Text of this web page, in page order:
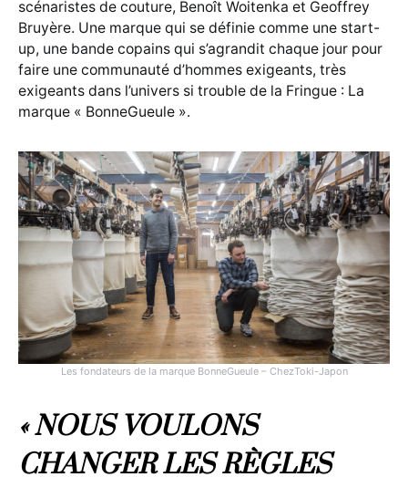
scénaristes de couture, Benoît Woitenka et Geoffrey
Bruyère. Une marque qui se définie comme une start-
up, une bande copains qui s’agrandit chaque jour pour
faire une communauté d’hommes exigeants, très
exigeants dans l’univers si trouble de la Fringue : La
marque « BonneGueule ».
Les fondateurs de la marque BonneGueule – ChezToki-Japon
« NOUS VOULONS
CHANGER LES RÈGLES